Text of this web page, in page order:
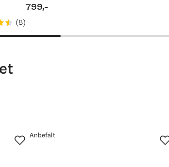
(8)
799,-
Anbefalt